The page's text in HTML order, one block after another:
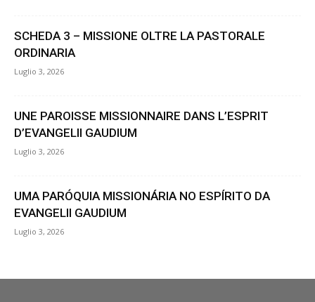
SCHEDA 3 – MISSIONE OLTRE LA PASTORALE
ORDINARIA
Luglio 3, 2026
UNE PAROISSE MISSIONNAIRE DANS L’ESPRIT
D’EVANGELII GAUDIUM
Luglio 3, 2026
UMA PARÓQUIA MISSIONÁRIA NO ESPÍRITO DA
EVANGELII GAUDIUM
Luglio 3, 2026